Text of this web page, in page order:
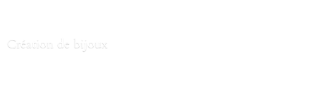
Création de bijoux